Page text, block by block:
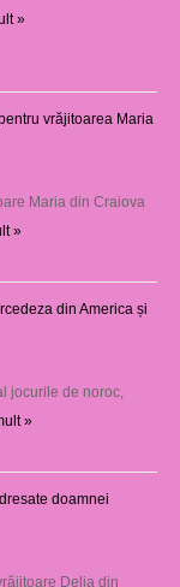
»
vrăjitoarea Maria
Maria din Craiova
»
din America și
jocurile de noroc,
»
doamnei
Delia din